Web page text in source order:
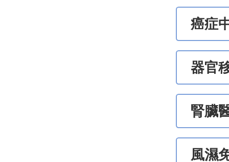
癌症
器官
腎臟
風濕